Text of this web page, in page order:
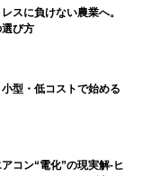
スに負けない農業へ。
び方
型・低コストで始める
コン“電化”の現実解-ヒ